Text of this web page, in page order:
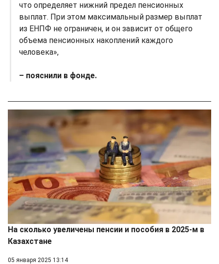
что определяет нижний предел пенсионных
выплат. При этом максимальный размер выплат
из ЕНПФ не ограничен, и он зависит от общего
объема пенсионных накоплений каждого
человека»,
– пояснили в фонде.
На сколько увеличены пенсии и пособия в 2025-м в
Казахстане
05 января 2025 13:14